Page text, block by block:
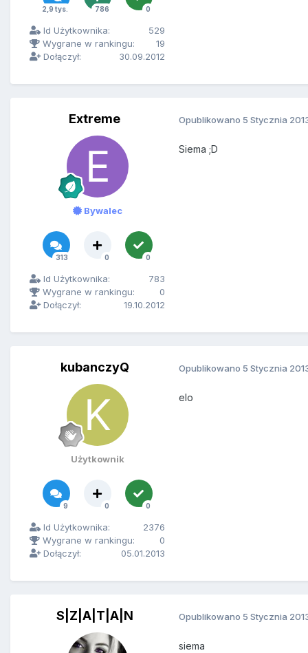
2,9 tys. 786 0
Id Użytkownika:
529
Wygrane w rankingu:
19
Dołączył:
30.09.2012
Extreme
Bywalec
313 0 0
Id Użytkownika:
783
Wygrane w rankingu:
0
Dołączył:
19.10.2012
Opublikowano 5 Stycznia
Siema ;D
kubanczyQ
Użytkownik
9 0 0
Id Użytkownika:
2376
Wygrane w rankingu:
0
Dołączył:
05.01.2013
Opublikowano 5 Stycznia
elo
S|Z|A|T|A|N Opublikowano 5 Stycznia
siema